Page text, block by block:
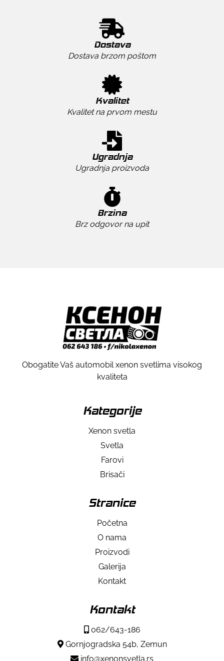
Dostava
Dostava brzom poštom
Kvalitet
Kvalitet na prvom mestu
Ugradnja
Ugradnja proizvoda
Brzina
Brz odgovor na upit
Obogatite Vaš automobil xenon svetlima visokog
kvaliteta
Kategorije
Xenon svetla
Svetla
Farovi
Brisači
Stranice
Početna
O nama
Proizvodi
Galerija
Kontakt
Kontakt
062/643-186
Gornjogradska 54b, Zemun
info@xenonsvetla.rs